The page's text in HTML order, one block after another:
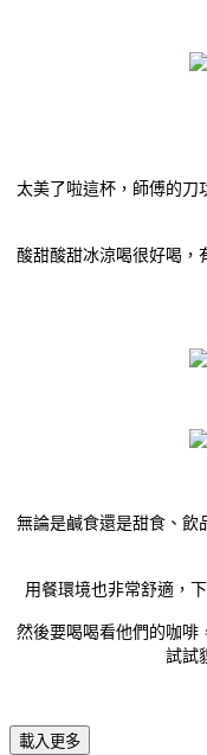
太美了啦這杯，師傅的刀
酸甜酸甜冰涼喝很好喝，
無論是鹹食還是甜食、飲
用餐環境也非常舒適，
然後要喝喝看他們的咖啡
試試
載入更多